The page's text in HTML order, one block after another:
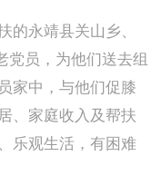
永靖县关山乡、
党员，为他们送去组
家中，与他们促膝
、家庭收入及帮扶
乐观生活，有困难